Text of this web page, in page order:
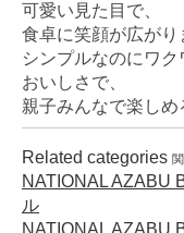
可愛い見た目で、
食卓に笑顔が広がり
シンプルなのにワク
おいしさで、
親子みんなで楽しめ
Related categories
NATIONAL AZABU
ル